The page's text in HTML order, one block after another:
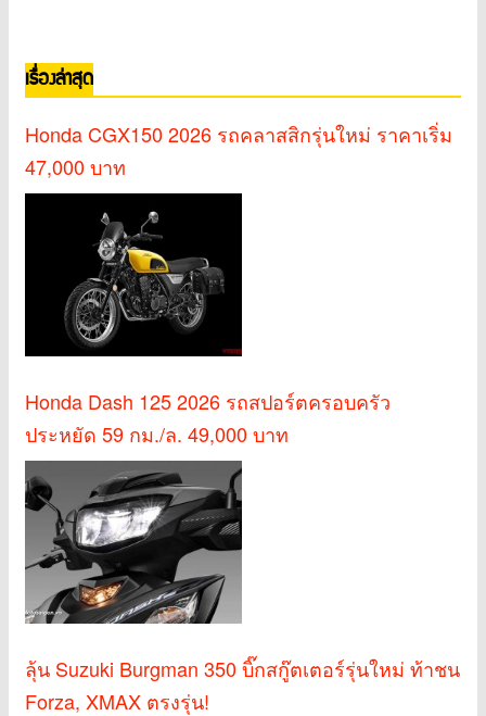
เรื่องล่าสุด
Honda CGX150 2026 รถคลาสสิกรุ่นใหม่ ราคาเริ่ม
47,000 บาท
Honda Dash 125 2026 รถสปอร์ตครอบครัว
ประหยัด 59 กม./ล. 49,000 บาท
ลุ้น Suzuki Burgman 350 บิ๊กสกู๊ตเตอร์รุ่นใหม่ ท้าชน
Forza, XMAX ตรงรุ่น!